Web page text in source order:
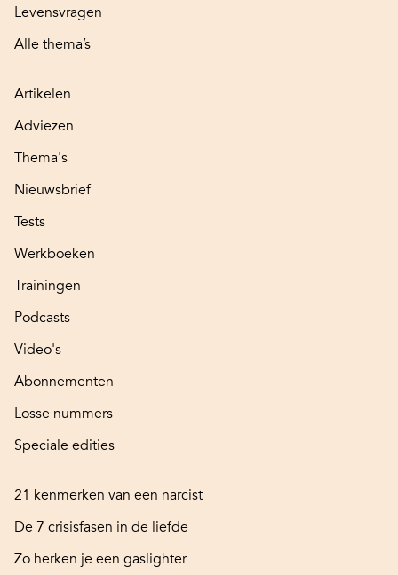
Levensvragen
Alle thema’s
Artikelen
Adviezen
Thema's
Nieuwsbrief
Tests
Werkboeken
Trainingen
Podcasts
Video's
Abonnementen
Losse nummers
Speciale edities
21 kenmerken van een narcist
De 7 crisisfasen in de liefde
Zo herken je een gaslighter